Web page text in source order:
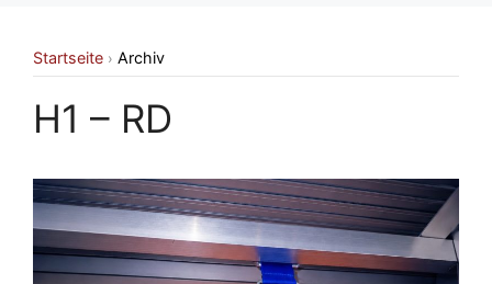
Startseite › Archiv
H1 – RD